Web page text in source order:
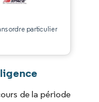
ordre particulier
de la période